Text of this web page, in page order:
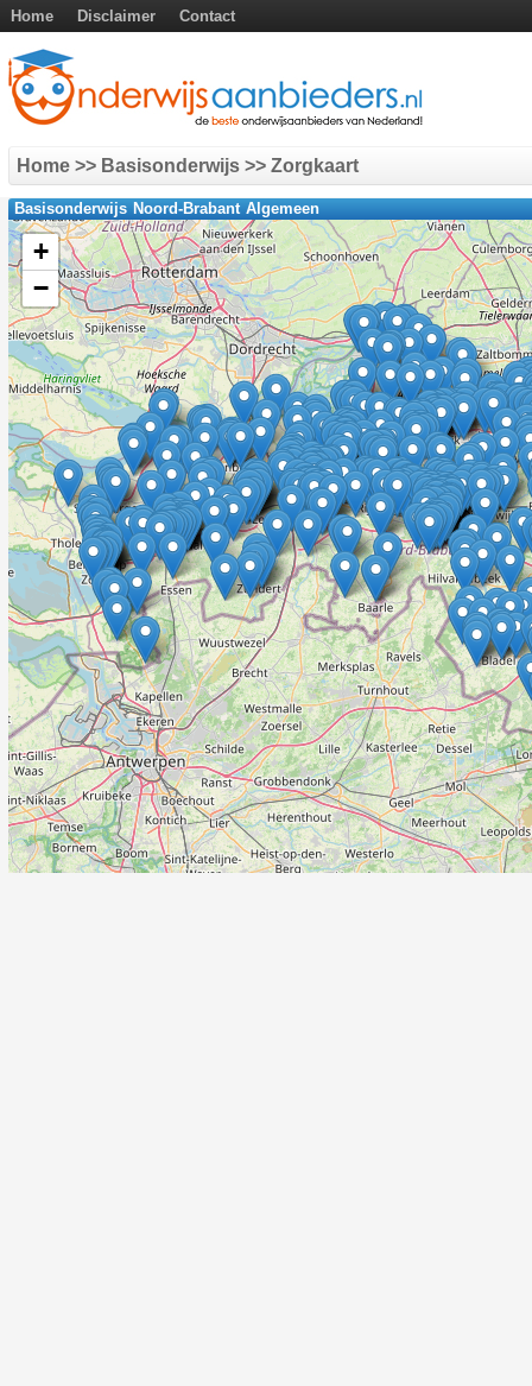
Home Disclaimer Contact
Home >> Basisonderwijs >> Zorgkaart
Basisonderwijs Noord-Brabant Algemeen
+
−